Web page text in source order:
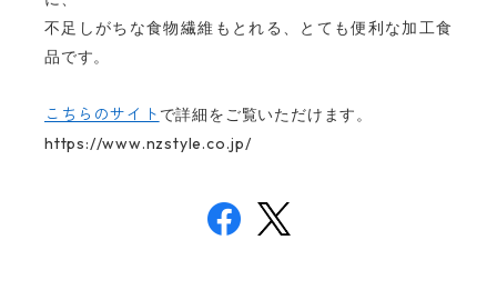
不足しがちな食物繊維もとれる、とても便利な加工食
品です。
こちらのサイト で詳細をご覧いただけます。
https://www.nzstyle.co.jp/